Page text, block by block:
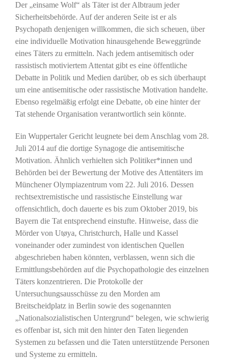
Der „einsame Wolf“ als Täter ist der Albtraum jeder
Sicherheitsbehörde. Auf der anderen Seite ist er als
Psychopath denjenigen willkommen, die sich scheuen, über
eine individuelle Motivation hinausgehende Beweggründe
eines Täters zu ermitteln. Nach jedem antisemitisch oder
rassistisch motiviertem Attentat gibt es eine öffentliche
Debatte in Politik und Medien darüber, ob es sich überhaupt
um eine antisemitische oder rassistische Motivation handelte.
Ebenso regelmäßig erfolgt eine Debatte, ob eine hinter der
Tat stehende Organisation verantwortlich sein könnte.
Ein Wuppertaler Gericht leugnete bei dem Anschlag vom 28.
Juli 2014 auf die dortige Synagoge die antisemitische
Motivation. Ähnlich verhielten sich Politiker*innen und
Behörden bei der Bewertung der Motive des Attentäters im
Münchener Olympiazentrum vom 22. Juli 2016. Dessen
rechtsextremistische und rassistische Einstellung war
offensichtlich, doch dauerte es bis zum Oktober 2019, bis
Bayern die Tat entsprechend einstufte. Hinweise, dass die
Mörder von Utøya, Christchurch, Halle und Kassel
voneinander oder zumindest von identischen Quellen
abgeschrieben haben könnten, verblassen, wenn sich die
Ermittlungsbehörden auf die Psychopathologie des einzelnen
Täters konzentrieren. Die Protokolle der
Untersuchungsausschüsse zu den Morden am
Breitscheidplatz in Berlin sowie des sogenannten
„Nationalsozialistischen Untergrund“ belegen, wie schwierig
es offenbar ist, sich mit den hinter den Taten liegenden
Systemen zu befassen und die Taten unterstützende Personen
und Systeme zu ermitteln.